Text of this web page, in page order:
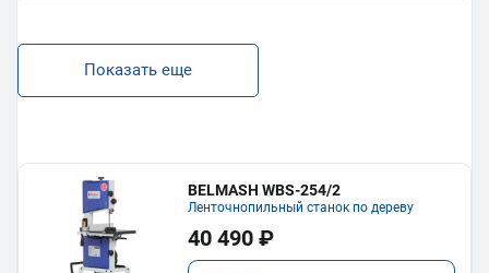
Показать еще
BELMASH WBS-254/2
Ленточнопильный станок по дереву
40 490 ₽